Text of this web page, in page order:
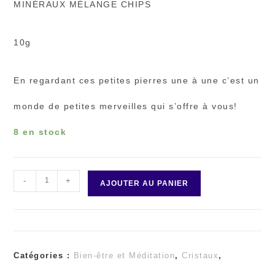
MINÉRAUX MÉLANGE CHIPS
10g
En regardant ces petites pierres une à une c’est un
monde de petites merveilles qui s’offre à vous!
8 en stock
quantité
MÉLANGE
- + AJOUTER AU PANIER
Catégories : Bien-être et Méditation,Cristaux ,